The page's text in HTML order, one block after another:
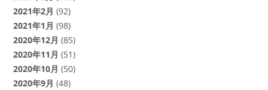
2021年2月 (92)
2021年1月 (98)
2020年12月 (85)
2020年11月 (51)
2020年10月 (50)
2020年9月 (48)